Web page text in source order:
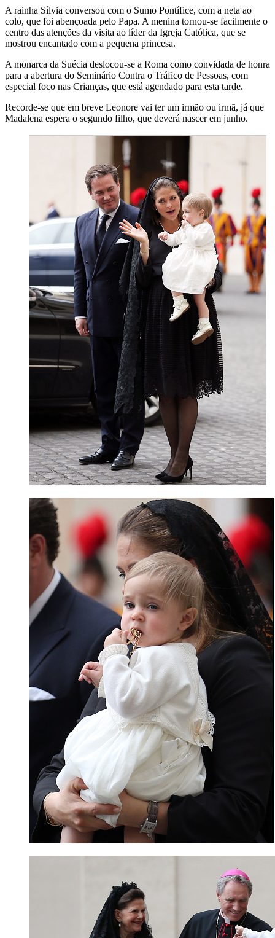
A rainha Sílvia conversou com o Sumo Pontífice, com a neta ao
colo, que foi abençoada pelo Papa. A menina tornou-se facilmente o
centro das atenções da visita ao líder da Igreja Católica, que se
mostrou encantado com a pequena princesa.
A monarca da Suécia deslocou-se a Roma como convidada de honra
para a abertura do Seminário Contra o Tráfico de Pessoas, com
especial foco nas Crianças, que está agendado para esta tarde.
Recorde-se que em breve Leonore vai ter um irmão ou irmã, já que
Madalena espera o segundo filho, que deverá nascer em junho.